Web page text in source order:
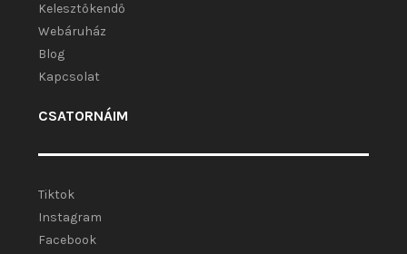
Kelesztőkendő
Webáruház
Blog
Kapcsolat
CSATORNÁIM
Tiktok
Instagram
Facebook